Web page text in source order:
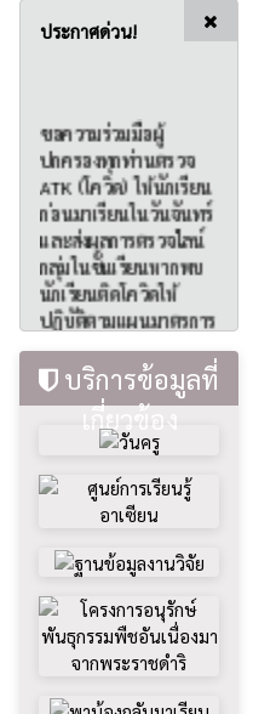
ประกาศด่วน!
ATK (โควิด) ให้นักเรียน
ก่อนมาเรียนในวันจันทร์
และส่งผลการตรวจไลน์
กลุ่มในชั้นเรียนหากพบ
นักเรียนติดโควิดให้
ปฏิบัติตามแผนมาตรการ
เผชิญเหตุของทางสถาน
ศึกษา
บริการข้อมูลที่
เกี่ยวข้อง